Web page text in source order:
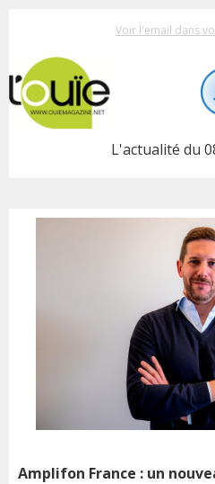
Voir l'email dans
L'actualité du
Amplifon France : un